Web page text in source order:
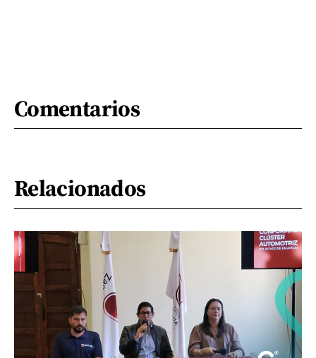
Comentarios
Relacionados